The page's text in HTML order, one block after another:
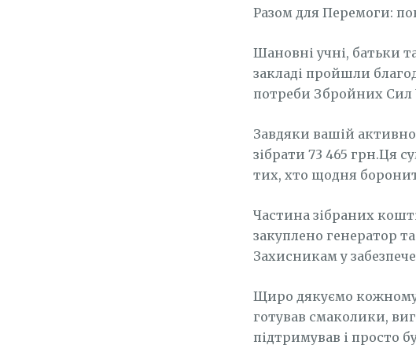
Разом для Перемоги:
Шановні учні, батьки
закладі пройшли
потреби Збройних Сил
Завдяки вашій
зібрати 73 465 грн.Ця
тих, хто щодня
Частина зібраних
закуплено генератор
Захисникам у
Щиро дякуємо
готував смаколики,
підтримував і просто